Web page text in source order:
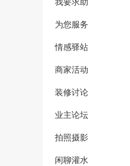
为您服务
情感驿站
商家活动
装修讨论
业主论坛
拍照摄影
闲聊灌水